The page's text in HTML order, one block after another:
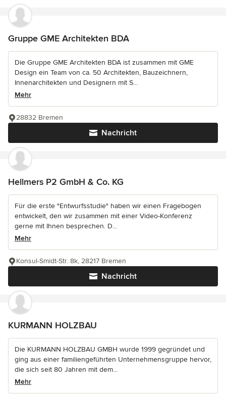
Gruppe GME Architekten BDA
Die Gruppe GME Architekten BDA ist zusammen mit GME
Design ein Team von ca. 50 Architekten, Bauzeichnern,
Innenarchitekten und Designern mit S...
Mehr
Nachricht
28832 Bremen
Hellmers P2 GmbH & Co. KG
Für die erste "Entwurfsstudie" haben wir einen Fragebogen
entwickelt, den wir zusammen mit einer Video-Konferenz
gerne mit Ihnen besprechen. D...
Mehr
Nachricht
Konsul-Smidt-Str. 8k, 28217 Bremen
KURMANN HOLZBAU
Die KURMANN HOLZBAU GMBH wurde 1999 gegründet und
ging aus einer familiengeführten Unternehmensgruppe hervor,
die sich seit 80 Jahren mit dem...
Mehr